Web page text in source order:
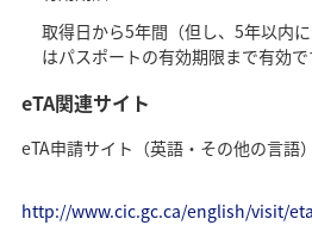
取得日から5年間（但し、5年以内
はパスポートの有効期限まで有効で
eTA関連サイト
eTA申請サイト（英語・その他の言語）
http://www.cic.gc.ca/english/visit/